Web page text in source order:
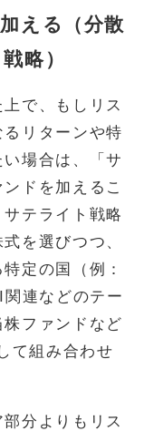
える（分散
略）
で、もしリス
リターンや特
場合は、「サ
ドを加えるこ
テライト戦略
を選びつつ、
定の国（例：
連などのテー
ファンドなど
て組み合わせ
分よりもリス